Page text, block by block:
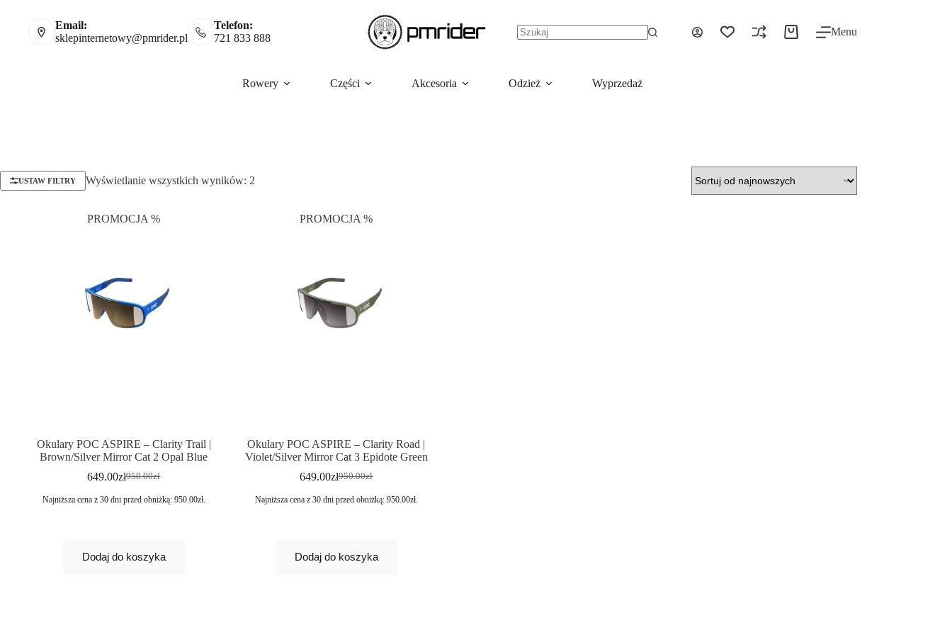
Email:
sklepinternetowy@pmrider.pl
Telefon:
721 833 888
Menu
Rowery Części Akcesoria Odzież Wyprzedaż
USTAW FILTRY Wyświetlanie wszystkich wyników: 2
PROMOCJA %
Okulary POC ASPIRE – Clarity Trail |
Brown/Silver Mirror Cat 2 Opal Blue
950.00zł
649.00zł
Najniższa cena z 30 dni przed obniżką: 950.00zł.
Dodaj do koszyka
PROMOCJA %
Okulary POC ASPIRE – Clarity Road |
Violet/Silver Mirror Cat 3 Epidote Green
950.00zł
649.00zł
Najniższa cena z 30 dni przed obniżką: 950.00zł.
Dodaj do koszyka